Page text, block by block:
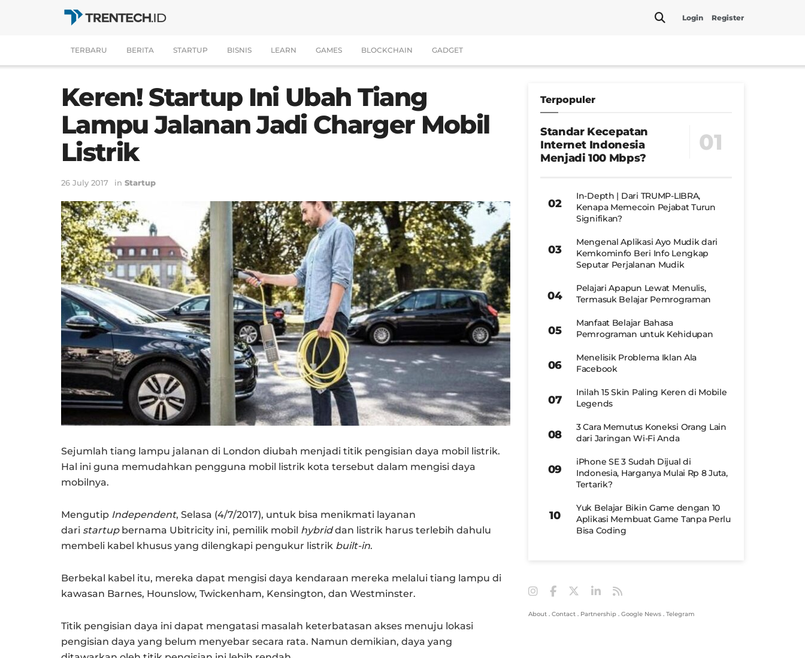
Login Register
TERBARU BERITA STARTUP BISNIS LEARN GAMES BLOCKCHAIN GADGET
Keren! Startup Ini Ubah Tiang
Lampu Jalanan Jadi Charger Mobil
Listrik
26 July 2017 in Startup
Sejumlah tiang lampu jalanan di London diubah menjadi titik pengisian daya mobil listrik.
Hal ini guna memudahkan pengguna mobil listrik kota tersebut dalam mengisi daya
mobilnya.
Mengutip Independent, Selasa (4/7/2017), untuk bisa menikmati layanan
dari startup bernama Ubitricity ini, pemilik mobil hybriddan listrik harus terlebih dahulu
membeli kabel khusus yang dilengkapi pengukur listrik built-in.
Berbekal kabel itu, mereka dapat mengisi daya kendaraan mereka melalui tiang lampu di
kawasan Barnes, Hounslow, Twickenham, Kensington, dan Westminster.
Titik pengisian daya ini dapat mengatasi masalah keterbatasan akses menuju lokasi
pengisian daya yang belum menyebar secara rata. Namun demikian, daya yang
Terpopuler
Standar Kecepatan
Internet Indonesia
Menjadi 100 Mbps?
In-Depth | Dari TRUMP-LIBRA,
Kenapa Memecoin Pejabat Turun
Signifikan?
Mengenal Aplikasi Ayo Mudik dari
Kemkominfo Beri Info Lengkap
Seputar Perjalanan Mudik
Pelajari Apapun Lewat Menulis,
Termasuk Belajar Pemrograman
Manfaat Belajar Bahasa
Pemrograman untuk Kehidupan
Menelisik Problema Iklan Ala
Facebook
Inilah 15 Skin Paling Keren di Mobile
Legends
3 Cara Memutus Koneksi Orang Lain
dari Jaringan Wi-Fi Anda
iPhone SE 3 Sudah Dijual di
Indonesia, Harganya Mulai Rp 8 Juta,
Tertarik?
Yuk Belajar Bikin Game dengan 10
Aplikasi Membuat Game Tanpa Perlu
Bisa Coding
About . Contact . Partnership . Google News . Telegram